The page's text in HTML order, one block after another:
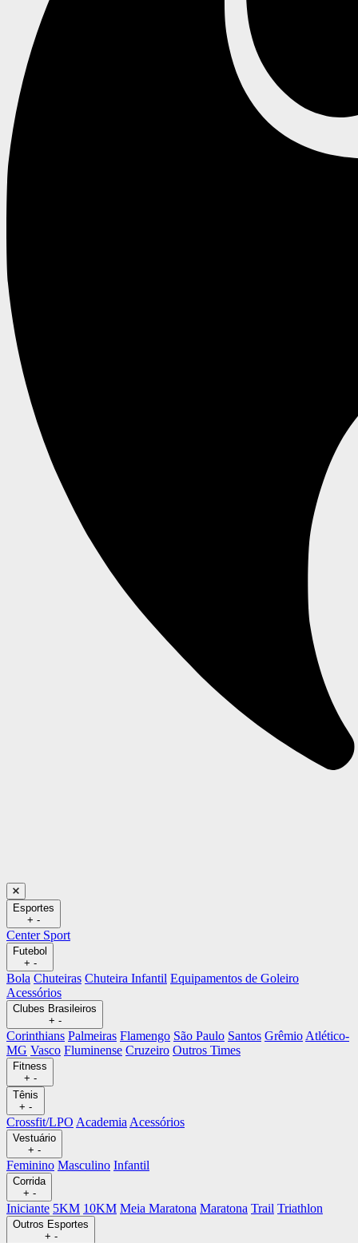
Esportes
+ -
Center Sport
Futebol
+ -
Bola Chuteiras Chuteira Infantil Equipamentos de Goleiro
Acessórios
Clubes Brasileiros
+ -
Corinthians Palmeiras Flamengo São Paulo Santos Grêmio Atlético-
MG Vasco Fluminense Cruzeiro Outros Times
Fitness
+ -
Tênis
+ -
Crossfit/LPO Academia Acessórios
Vestuário
+ -
Feminino Masculino Infantil
Corrida
+ -
Iniciante 5KM 10KM Meia Maratona Maratona Trail Triathlon
Outros Esportes
+ -